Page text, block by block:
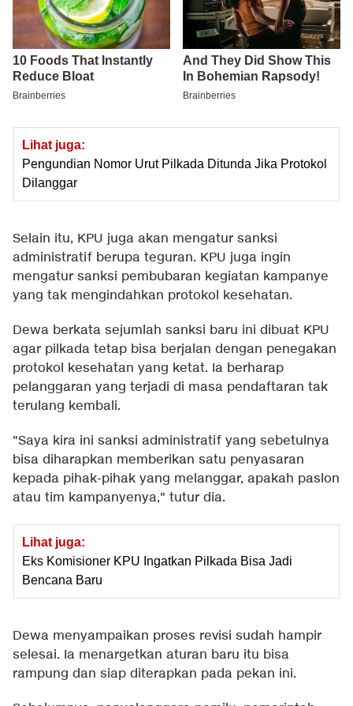
Lihat juga:
Pengundian Nomor Urut Pilkada Ditunda Jika Protokol
Dilanggar
Selain itu, KPU juga akan mengatur sanksi
administratif berupa teguran. KPU juga ingin
mengatur sanksi pembubaran kegiatan kampanye
yang tak mengindahkan protokol kesehatan.
Dewa berkata sejumlah sanksi baru ini dibuat KPU
agar pilkada tetap bisa berjalan dengan penegakan
protokol kesehatan yang ketat. Ia berharap
pelanggaran yang terjadi di masa pendaftaran tak
terulang kembali.
"Saya kira ini sanksi administratif yang sebetulnya
bisa diharapkan memberikan satu penyasaran
kepada pihak-pihak yang melanggar, apakah paslon
atau tim kampanyenya," tutur dia.
Lihat juga:
Eks Komisioner KPU Ingatkan Pilkada Bisa Jadi
Bencana Baru
Dewa menyampaikan proses revisi sudah hampir
selesai. Ia menargetkan aturan baru itu bisa
rampung dan siap diterapkan pada pekan ini.